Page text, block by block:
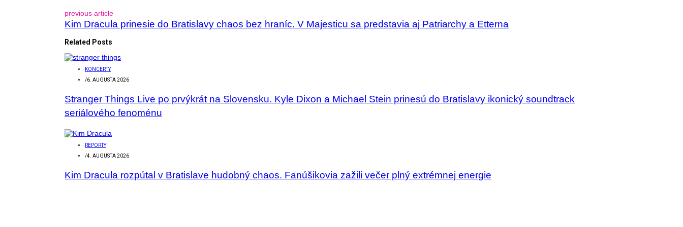
previous article
Kim Dracula prinesie do Bratislavy chaos bez hraníc. V Majesticu sa predstavia aj Patriarchy a Etterna
Related Posts
KONCERTY
/6. AUGUSTA 2026
Stranger Things Live po prvýkrát na Slovensku. Kyle Dixon a Michael Stein prinesú do Bratislavy ikonický soundtrack
seriálového fenoménu
REPORTY
/4. AUGUSTA 2026
Kim Dracula rozpútal v Bratislave hudobný chaos. Fanúšikovia zažili večer plný extrémnej energie